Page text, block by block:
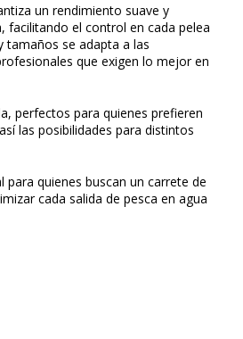
un rendimiento suave y
facilitando el control en cada pelea
tamaños se adapta a las
que exigen lo mejor en
perfectos para quienes prefieren
las posibilidades para distintos
para quienes buscan un carrete de
cada salida de pesca en agua